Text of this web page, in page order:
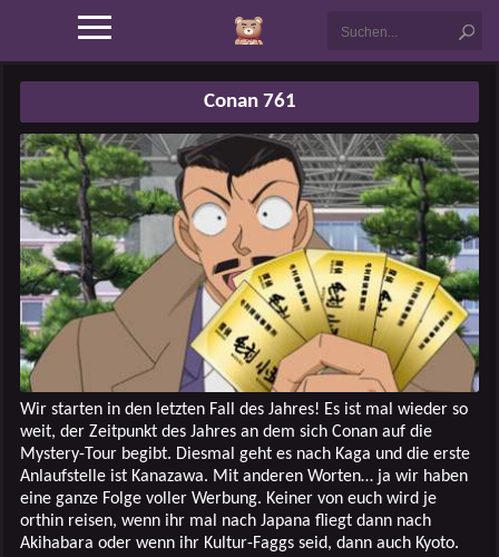
Conan 761
Wir starten in den letzten Fall des Jahres! Es ist mal wieder so
weit, der Zeitpunkt des Jahres an dem sich Conan auf die
Mystery-Tour begibt. Diesmal geht es nach Kaga und die erste
Anlaufstelle ist Kanazawa. Mit anderen Worten… ja wir haben
eine ganze Folge voller Werbung. Keiner von euch wird je
orthin reisen, wenn ihr mal nach Japana fliegt dann nach
Akihabara oder wenn ihr Kultur-Faggs seid, dann auch Kyoto.